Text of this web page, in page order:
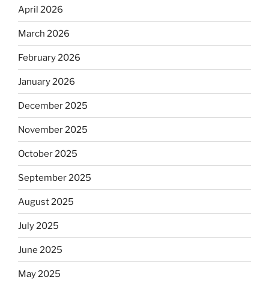
April 2026
March 2026
February 2026
January 2026
December 2025
November 2025
October 2025
September 2025
August 2025
July 2025
June 2025
May 2025